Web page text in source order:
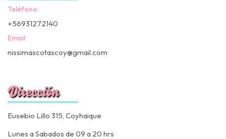
Teléfono
+56931272140
Email
nissimascotascoy@gmail.com
Dirección
Eusebio Lillo 315, Coyhaique
Lunes a Sabados de 09 a 20 hrs